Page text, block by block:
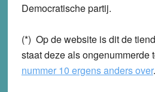
Democratische partij.
(*) Op de website is dit de
staat deze als ongenummerde
nummer 10 ergens anders over.